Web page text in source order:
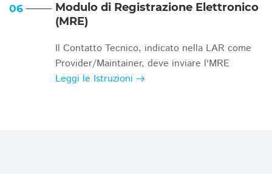
06
Modulo di Registrazione Elettronico
(MRE)
Il Contatto Tecnico, indicato nella LAR come
Provider/Maintainer, deve inviare l'MRE
Leggi le Istruzioni